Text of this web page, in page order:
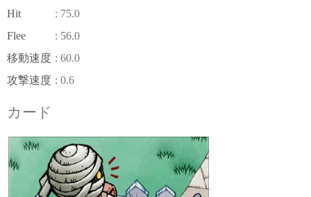
Hit
: 75.0
Flee
: 56.0
移動速度 : 60.0
攻撃速度 : 0.6
カード